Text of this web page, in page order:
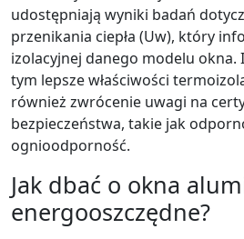
udostępniają wyniki badań
przenikania ciepła (Uw), który
izolacyjnej danego modelu okna.
tym lepsze właściwości
również zwrócenie uwagi na
bezpieczeństwa, takie jak
ognioodporność.
Jak dbać o okna
energooszczędne?